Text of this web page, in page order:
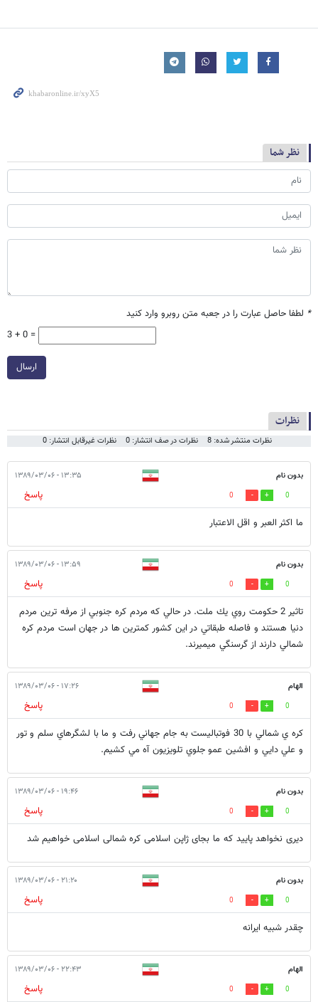
نظر شما
* لطفا حاصل عبارت را در جعبه متن روبرو وارد کنید
3 + 0 =
ارسال
نظرات
نظرات منتشر شده: 8 نظرات در صف انتشار: 0 نظرات غیرقابل انتشار: 0
بدون نام ۱۳:۳۵ - ۱۳۸۹/۰۳/۰۶
0
0
پاسخ
ما اکثر العبر و اقل الاعتبار
بدون نام ۱۳:۵۹ - ۱۳۸۹/۰۳/۰۶
0
0
پاسخ
تاثير 2 حكومت روي يك ملت. در حالي كه مردم كره جنوبي از مرفه ترين مردم
دنيا هستند و فاصله طبقاتي در اين كشور كمترين ها در جهان است مردم كره
شمالي دارند از گرسنگي ميميرند.
الهام ۱۷:۲۶ - ۱۳۸۹/۰۳/۰۶
0
0
پاسخ
كره ي شمالي با 30 فوتباليست به جام جهاني رفت و ما با لشگرهاي سلم و تور
و علي دايي و افشين عمو جلوي تلويزيون آه مي كشيم.
بدون نام ۱۹:۴۶ - ۱۳۸۹/۰۳/۰۶
0
0
پاسخ
دیری نخواهد پایید که ما بجای ژاپن اسلامی کره شمالی اسلامی خواهیم شد
بدون نام ۲۱:۲۰ - ۱۳۸۹/۰۳/۰۶
0
0
پاسخ
چقدر شبیه ایرانه
الهام ۲۲:۴۳ - ۱۳۸۹/۰۳/۰۶
0
0 پاسخ